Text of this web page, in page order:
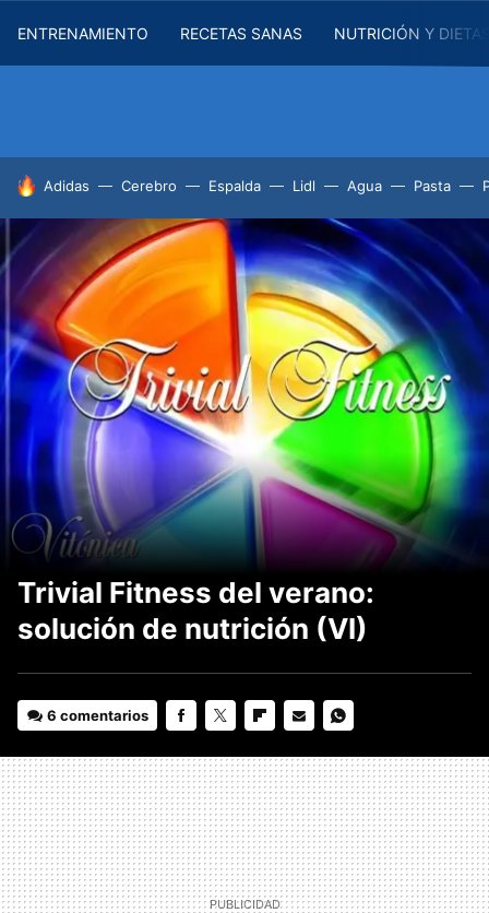
ENTRENAMIENTO RECETAS SANAS NUTRICIÓN Y
HOY SE HABLA DE
Adidas Cerebro Espalda Lidl Agua Pasta
Trivial Fitness del verano:
solución de nutrición (VI)
6 comentarios
MAIL